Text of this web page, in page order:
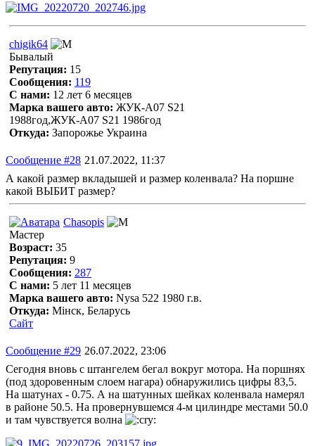
chigik64
Бывалый
Репутация: 15
Сообщения: 119
С нами: 12 лет 6 месяцев
Марка вашего авто: ЖУК-А07 S21
1988год,ЖУК-А07 S21 1986год
Откуда: Запорожье Украина
Сообщение #28 21.07.2022, 11:37
А какой размер вкладышей и размер коленвала? На поршне
какой ВЫБИТ размер?
Chasopis
Мастер
Возраст: 35
Репутация: 9
Сообщения: 287
С нами: 5 лет 11 месяцев
Марка вашего авто: Nysa 522 1980 г.в.
Откуда: Мінск, Беларусь
Сайт
Сообщение #29 26.07.2022, 23:06
Сегодня вновь с штангелем бегал вокруг мотора. На поршнях
(под здоровенным слоем нагара) обнаружились цифры 83,5.
На шатунах - 0.75. А на шатунных шейках коленвала намерял
в районе 50.5. На провернувшемся 4-м цилиндре местами 50.0
и там чувствуется волна